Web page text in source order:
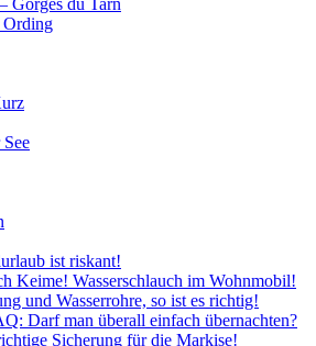
Ording
ist riskant!
Keime! Wasserschlauch im Wohnmobil!
und Wasserrohre, so ist es richtig!
Darf man überall einfach übernachten?
Sicherung für die Markise!